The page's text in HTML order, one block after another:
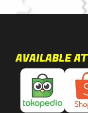
AVAILABLE AT